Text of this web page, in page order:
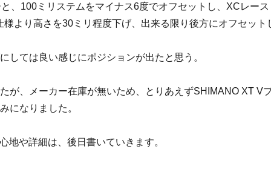
、100ミリステムをマイナス6度でオフセットし、XCレース
より高さを30ミリ程度下げ、出来る限り後方にオフセット
しては良い感じにポジションが出たと思う。
が、メーカー在庫が無いため、とりあえずSHIMANO XT V
になりました。
地や詳細は、後日書いていきます。